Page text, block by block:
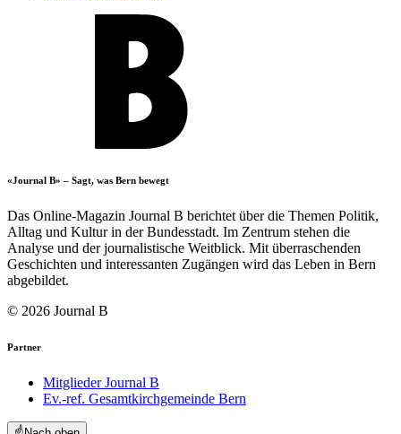
«Journal B» – Sagt, was Bern bewegt
Das Online-Magazin Journal B berichtet über die Themen Politik,
Alltag und Kultur in der Bundesstadt. Im Zentrum stehen die
Analyse und der journalistische Weitblick. Mit überraschenden
Geschichten und interessanten Zugängen wird das Leben in Bern
abgebildet.
© 2026 Journal B
Partner
Mitglieder Journal B
Ev.-ref. Gesamtkirchgemeinde Bern